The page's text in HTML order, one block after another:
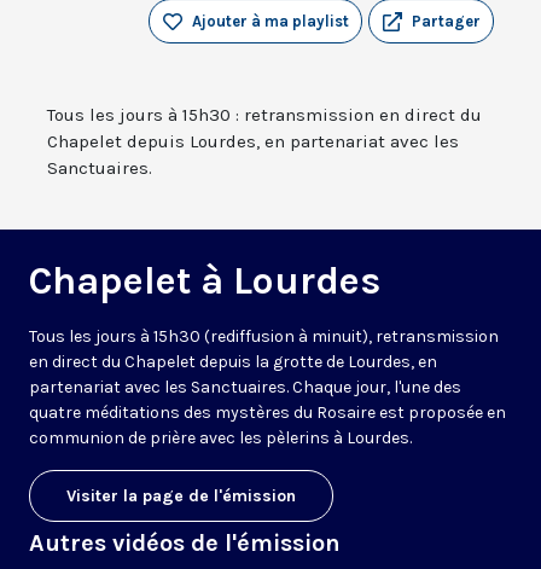
Partager
Ajouter à ma playlist
Tous les jours à 15h30 : retransmission en direct du
Chapelet depuis Lourdes, en partenariat avec les
Sanctuaires.
Chapelet à Lourdes
Tous les jours à 15h30 (rediffusion à minuit), retransmission
en direct du Chapelet depuis la grotte de Lourdes, en
partenariat avec les Sanctuaires. Chaque jour, l'une des
quatre méditations des mystères du Rosaire est proposée en
communion de prière avec les pèlerins à Lourdes.
Visiter la page de l'émission
Autres vidéos de l'émission